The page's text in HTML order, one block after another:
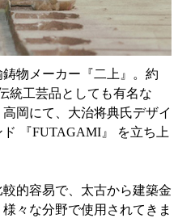
物メーカー『二上』。約
統工芸品としても有名な
岡にて、大治将典氏デザイ
『FUTAGAMI』 を立ち上
的容易で、太古から建築金
々な分野で使用されてきま